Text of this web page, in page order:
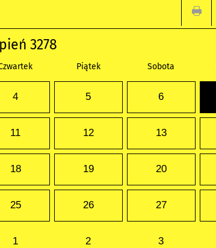
3278
Piątek Sobota
4 5 6
11 12 13
18 19 20
25 26 27
1 2 3